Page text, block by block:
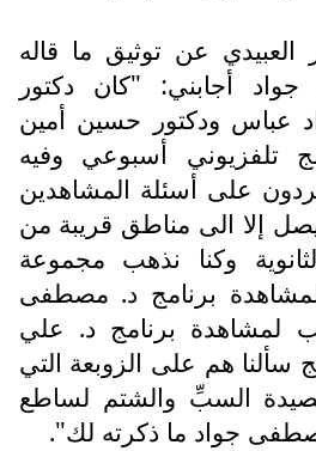
العبيدي عن توثيق ما قاله
أجابني: "كان دكتور
عباس ودكتور حسين أمين
تلفزيوني أسبوعي وفيه
على أسئلة المشاهدين
إلا الى مناطق قريبة من
وكنا نذهب مجموعة
لمشاهدة برنامج د. مصطفى
لمشاهدة برنامج د. علي
سألنا هم على الزوبعة التي
السبِّ والشتم لساطع
جواد ما ذكرته لك".